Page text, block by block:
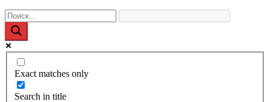
Exact matches only
Search in title